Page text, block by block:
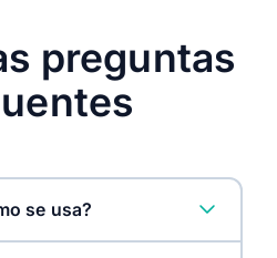
con las regulaciones vigentes
de datos, evitando posibles
preguntas
se usa?